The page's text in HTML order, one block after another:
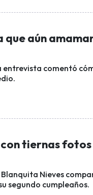
aún
entrevista comentó
tiernas fotos
Nieves
segundo cumpleaños.